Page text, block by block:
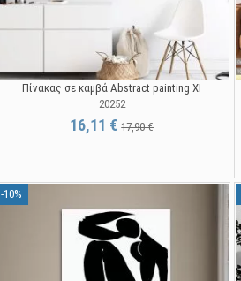
Πίνακας σε καμβά Abstract painting XI
20252
16,11 €17,90 €
-10%